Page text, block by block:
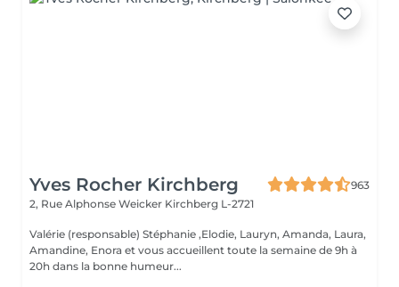
Yves Rocher Kirchberg
963
2, Rue Alphonse Weicker Kirchberg L-2721
Valérie (responsable) Stéphanie ,Elodie, Lauryn, Amanda, Laura,
Amandine, Enora et vous accueillent toute la semaine de 9h à
20h dans la bonne humeur...